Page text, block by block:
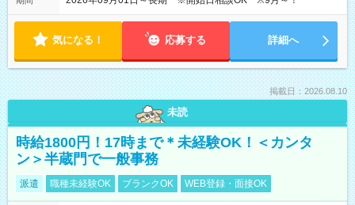
気になる！ 応募する 詳細へ
掲載日：2026.08.10
未読
時給1800円！17時まで＊未経験OK！＜カンタ
ン＞半蔵門で一般事務
派遣 職種未経験OK ブランクOK WEB登録・面接OK